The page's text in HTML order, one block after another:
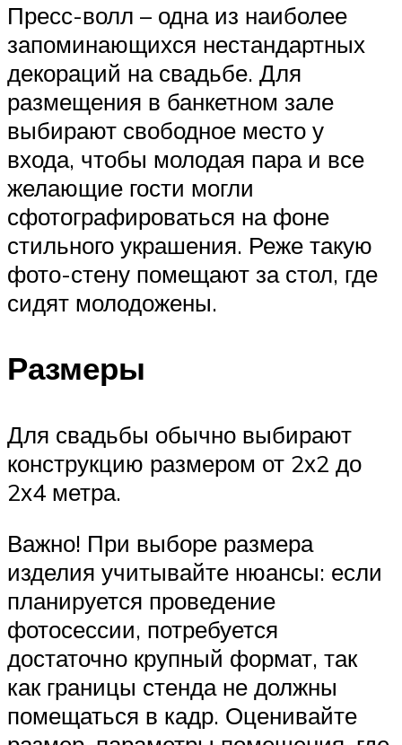
Пресс-волл – одна из наиболее
запоминающихся нестандартных
декораций на свадьбе. Для
размещения в банкетном зале
выбирают свободное место у
входа, чтобы молодая пара и все
желающие гости могли
сфотографироваться на фоне
стильного украшения. Реже такую
фото-стену помещают за стол, где
сидят молодожены.
Размеры
Для свадьбы обычно выбирают
конструкцию размером от 2х2 до
2х4 метра.
Важно! При выборе размера
изделия учитывайте нюансы: если
планируется проведение
фотосессии, потребуется
достаточно крупный формат, так
как границы стенда не должны
помещаться в кадр. Оценивайте